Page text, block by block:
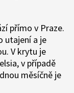
přímo v Praze.
utajení a je
V krytu je
v případě
měsíčně je